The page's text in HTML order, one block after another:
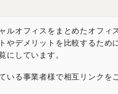
しています。 【学歴】 筑波大学中
バーチャルオフィス” “シェアオフィ
エティ久田社長に聞いてみた 複業
とは？～ ここでしか聞けない、創
指す若者へ「週休４日制」の提案 社
ルオフィスをまとめたオフィ
やデメリットを比較するため
にしています。
いる事業者様で相互リンクを